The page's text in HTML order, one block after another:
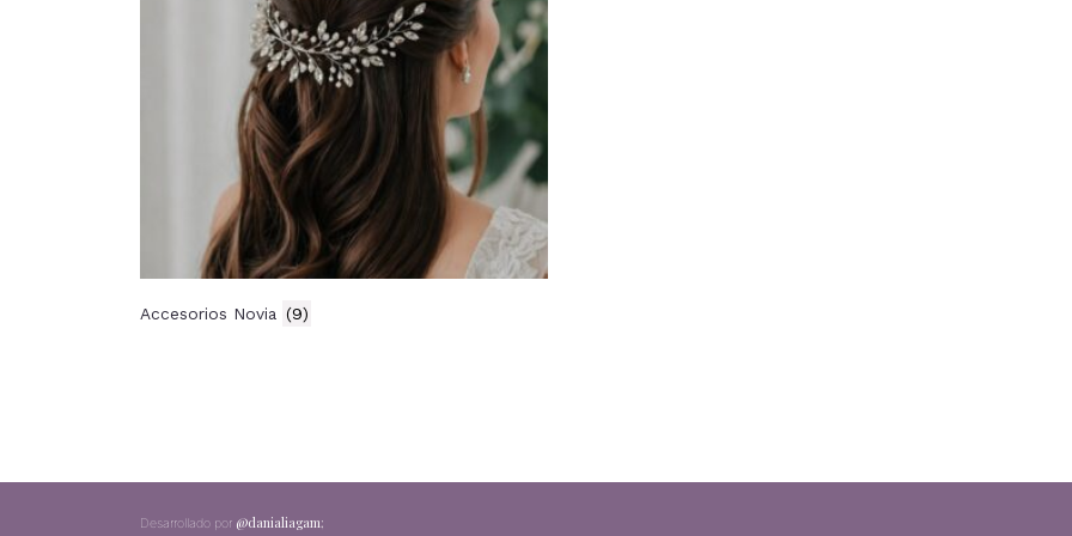
Accesorios Novia (9)
Desarrollado por @danialiagam;